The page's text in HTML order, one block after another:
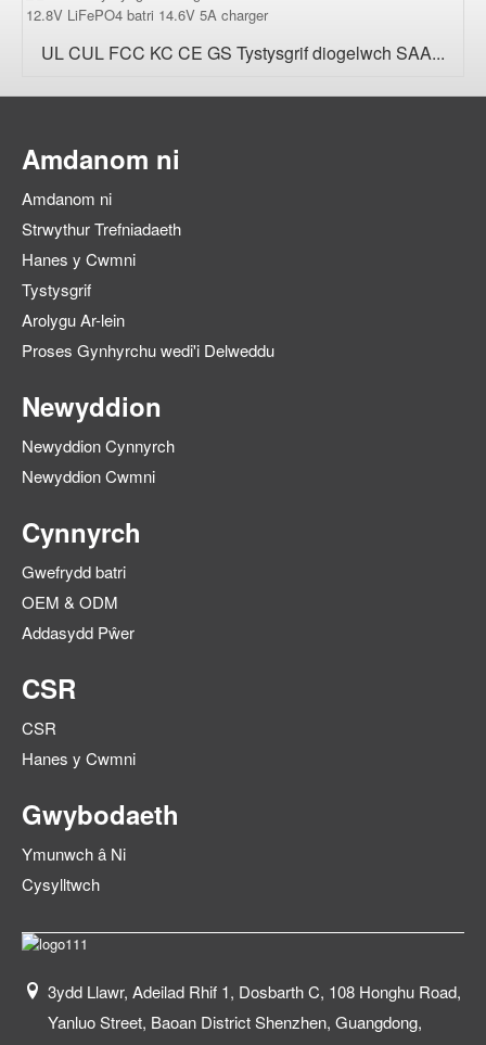
UL CUL FCC KC CE GS Tystysgrif diogelwch SAA...
Amdanom ni
Amdanom ni
Strwythur Trefniadaeth
Hanes y Cwmni
Tystysgrif
Arolygu Ar-lein
Proses Gynhyrchu wedi'i Delweddu
Newyddion
Newyddion Cynnyrch
Newyddion Cwmni
Cynnyrch
Gwefrydd batri
OEM & ODM
Addasydd Pŵer
CSR
CSR
Hanes y Cwmni
Gwybodaeth
Ymunwch â Ni
Cysylltwch
3ydd Llawr, Adeilad Rhif 1, Dosbarth C, 108 Honghu Road,
Yanluo Street, Baoan District Shenzhen, Guangdong,